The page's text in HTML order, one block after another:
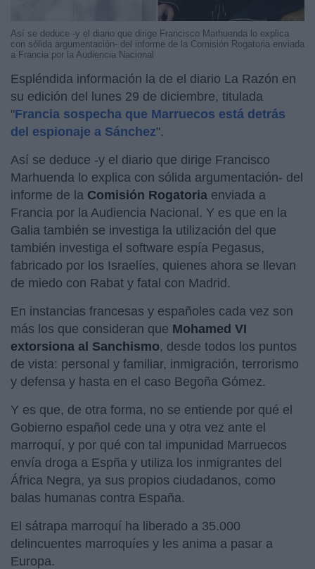
Así se deduce -y el diario que dirige Francisco Marhuenda lo explica
con sólida argumentación- del informe de la Comisión Rogatoria enviada
a Francia por la Audiencia Nacional
Espléndida información la de el diario La Razón en
su edición del lunes 29 de diciembre, titulada
"Francia sospecha que Marruecos está detrás
del espionaje a Sánchez".
Así se deduce -y el diario que dirige Francisco
Marhuenda lo explica con sólida argumentación- del
informe de la Comisión Rogatoria enviada a
Francia por la Audiencia Nacional. Y es que en la
Galia también se investiga la utilización del que
también investiga el software espía Pegasus,
fabricado por los Israelíes, quienes ahora se llevan
de miedo con Rabat y fatal con Madrid.
En instancias francesas y españoles cada vez son
más los que consideran que Mohamed VI
extorsiona al Sanchismo, desde todos los puntos
de vista: personal y familiar, inmigración, terrorismo
y defensa y hasta en el caso Begoña Gómez.
Y es que, de otra forma, no se entiende por qué el
Gobierno español cede una y otra vez ante el
marroquí, y por qué con tal impunidad Marruecos
envía droga a Espña y utiliza los inmigrantes del
África Negra, ya sus propios ciudadanos, como
balas humanas contra España.
El sátrapa marroquí ha liberado a 35.000
delincuentes marroquíes y les anima a pasar a
Europa.